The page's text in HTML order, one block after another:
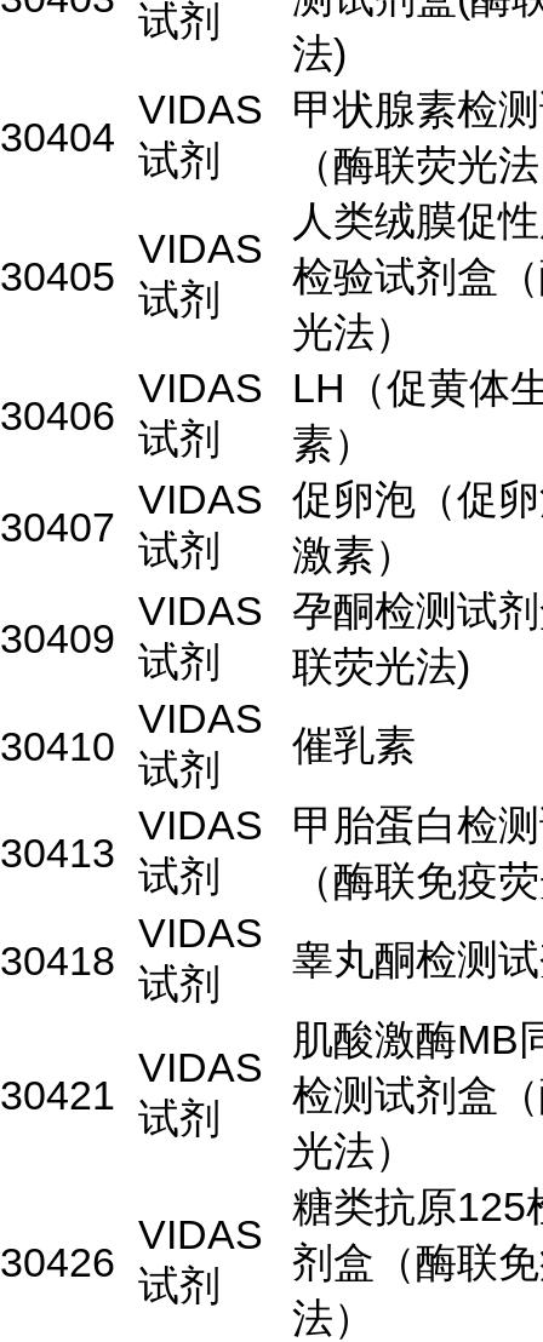
试剂
法)
30404
VIDAS
试剂
甲状腺素检
（酶联荧光
30405
VIDAS
试剂
人类绒膜促
检验试剂盒
光法）
30406
VIDAS
试剂
LH（促黄体
素）
30407
VIDAS
试剂
促卵泡（促
激素）
30409
VIDAS
试剂
孕酮检测试
联荧光法)
30410
VIDAS
试剂
催乳素
30413
VIDAS
试剂
甲胎蛋白检
（酶联免疫
30418
VIDAS
试剂
睾丸酮检测
30421
VIDAS
试剂
肌酸激酶MB
检测试剂盒
光法）
30426
VIDAS
试剂
糖类抗原125
剂盒（酶联
法）